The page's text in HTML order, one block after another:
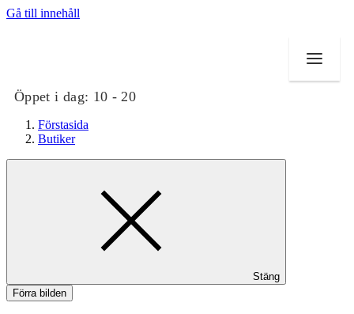
Gå till innehåll
Öppet i dag: 10 - 20
Mat och dryck
Erbjudanden
Förstasida
Butiker
Stäng
Förra bilden